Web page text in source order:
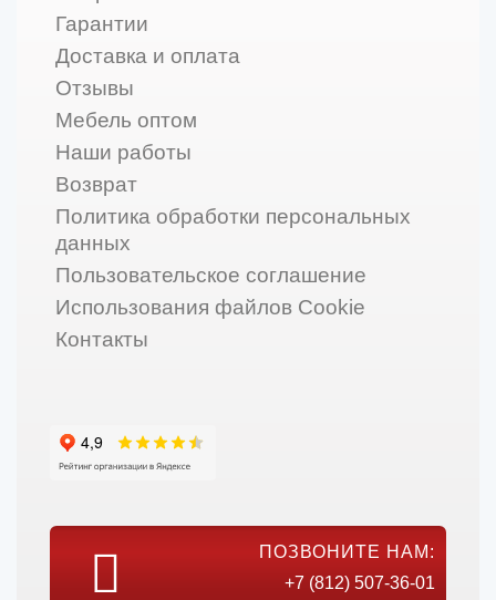
Гарантии
Доставка и оплата
Отзывы
Мебель оптом
Наши работы
Возврат
Политика обработки персональных
данных
Пользовательское соглашение
Использования файлов Cookie
Контакты
ПОЗВОНИТЕ НАМ:
+7 (812) 507-36-01